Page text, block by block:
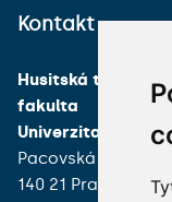
Kontakt
Husitská teologická
fakulta
Univerzita Karlova
Pacovská 350/4
140 21 Praha 4